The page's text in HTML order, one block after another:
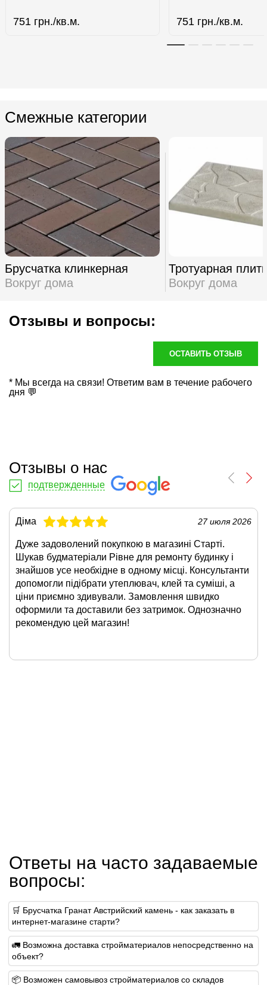
751 грн./кв.м. 751 грн./кв.м.
Смежные категории
Брусчатка клинкерная
Вокруг дома
Тротуарная
Вокруг дома
Отзывы и вопросы:
ОСТАВИТЬ ОТЗЫВ
* Мы всегда на связи! Ответим вам в течение рабочего
дня 💬
Отзывы о нас
подтвержденные
Діма 27 июля 2026
Дуже задоволений покупкою в магазині Старті.
Шукав будматеріали Рівне для ремонту будинку і
знайшов усе необхідне в одному місці. Консультанти
допомогли підібрати утеплювач, клей та суміші, а
ціни приємно здивували. Замовлення швидко
оформили та доставили без затримок. Однозначно
рекомендую цей магазин!
Ответы на часто задаваемые
вопросы:
🛒 Брусчатка Гранат Австрийский камень - как заказать в
интернет-магазине старти?
🚛 Возможна доставка стройматериалов непосредственно на
объект?
📦 Возможен самовывоз стройматериалов со складов